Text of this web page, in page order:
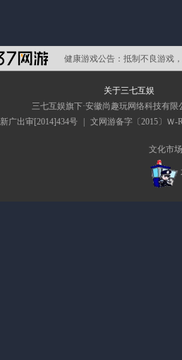
健康游戏公告： 抵制不良游戏
关于三七互娱
三七互娱旗下·安徽尚趣玩网络科技有限
新广出审[2014]434号
文网游备字〔2015〕Ｗ-
文化市